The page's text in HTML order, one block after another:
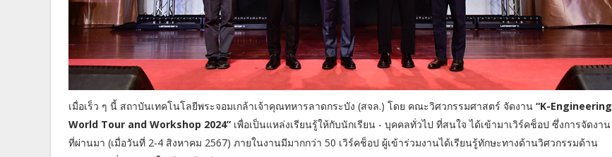
เมื่อเร็ว ๆ นี้ สถาบันเทคโนโลยีพระจอมเกล้าเจ้าคุณทหารลาดกระบัง (สจล.) โดย คณะวิศวกรรมศาสตร์ จัดงาน “K-Engineering
World Tour and Workshop 2024” เพื่อเป็นแหล่งเรียนรู้ให้กับนักเรียน - บุคคลทั่วไป ที่สนใจ ได้เข้ามาเวิร์คช็อป ซึ่งการจัดงาน
ที่ผ่านมา (เมื่อวันที่ 2-4 สิงหาคม 2567) ภายในงานมีมากกว่า 50 เวิร์คช็อป ผู้เข้าร่วมงานได้เรียนรู้ทักษะทางด้านวิศวกรรมด้าน